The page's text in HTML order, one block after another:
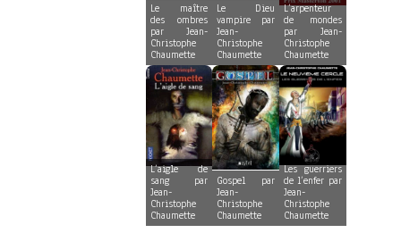
Le maître
des ombres
par Jean-
Christophe
Chaumette
Le Dieu
vampire par
Jean-
Christophe
Chaumette
L’arpenteur
de mondes
par Jean-
Christophe
Chaumette
L’aigle de
sang par
Jean-
Christophe
Chaumette
Gospel par
Jean-
Christophe
Chaumette
Les guerriers
de l’enfer par
Jean-
Christophe
Chaumette